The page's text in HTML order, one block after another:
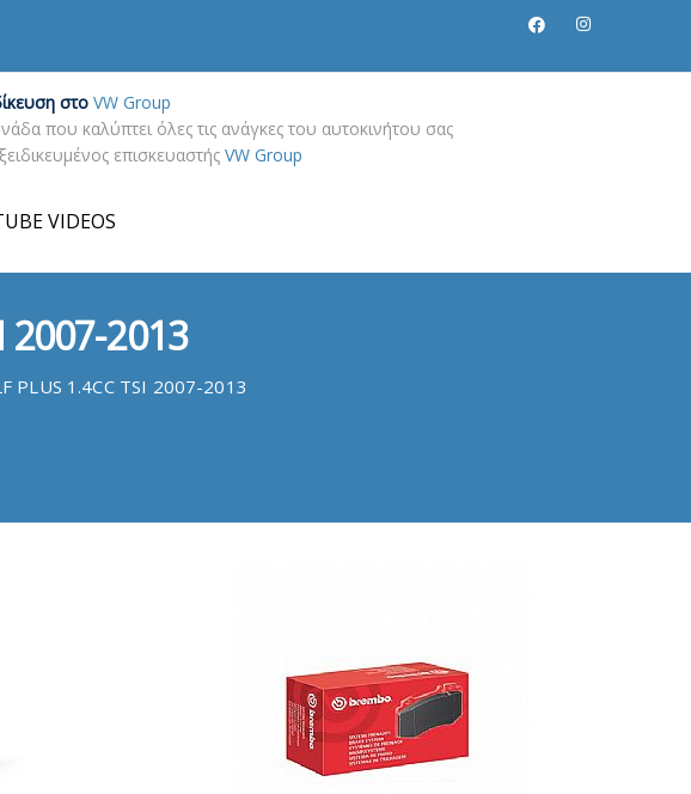
στο VW Group
που καλύπτει όλες τις ανάγκες του αυτοκινήτου σας
επισκευαστής VW Group
VIDEOS
2007-2013
PLUS 1.4CC TSI 2007-2013